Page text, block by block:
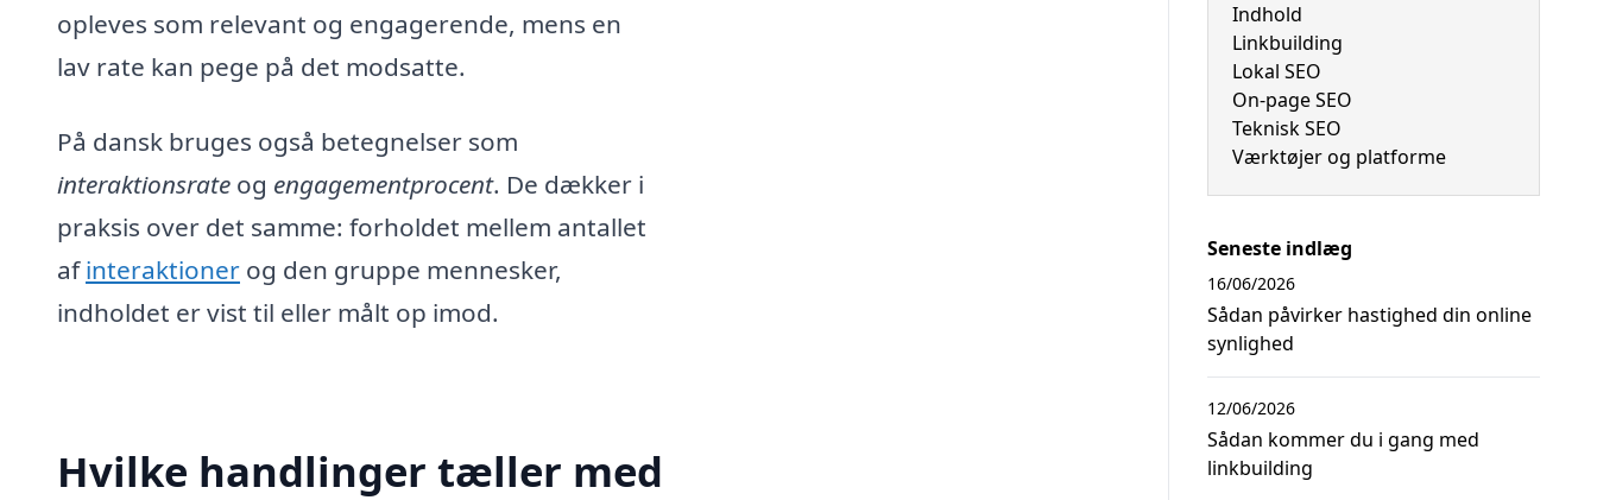
opleves som relevant og engagerende, mens en
lav rate kan pege på det modsatte.
På dansk bruges også betegnelser som
interaktionsrate og engagementprocent. De dækker i
praksis over det samme: forholdet mellem antallet
afinteraktioner og den gruppe mennesker,
indholdet er vist til eller målt op imod.
Hvilke handlinger tæller med
Indhold
Linkbuilding
Lokal SEO
On-page SEO
Teknisk SEO
Værktøjer og platforme
Seneste indlæg
Sådan påvirker hastighed din online
synlighed
16/06/2026
Sådan kommer du i gang med
linkbuilding
12/06/2026